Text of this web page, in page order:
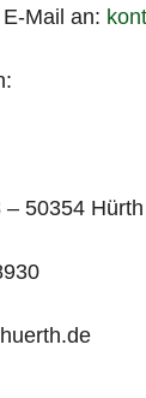
Mail an:
– 50354 Hürth